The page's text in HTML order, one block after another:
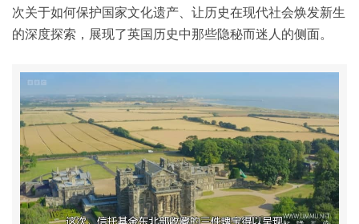
次关于如何保护国家文化遗产、让历史在现代社会焕发新生
的深度探索，展现了英国历史中那些隐秘而迷人的侧面。